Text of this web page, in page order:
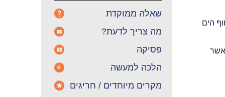
הים
אשר
שאלה ממוקדת
מה צריך לדעת?
פסיקה
הלכה למעשה
מקרים מיוחדים / חריגים